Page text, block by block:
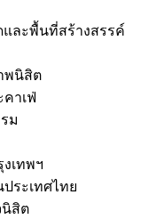
ละพื้นที่สร้างสรรค์
พนิสิต
าเฟ่
ม
เทพฯ
ระเทศไทย
นิสิต